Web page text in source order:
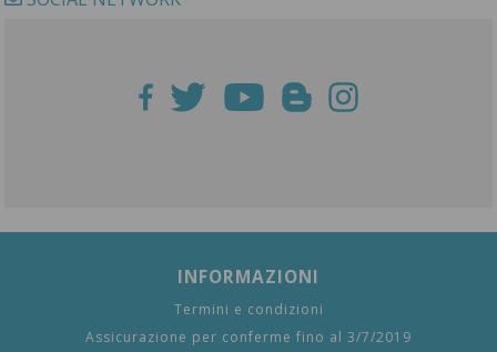
INFORMAZIONI
Termini e condizioni
Assicurazione per conferme fino al 3/7/2019